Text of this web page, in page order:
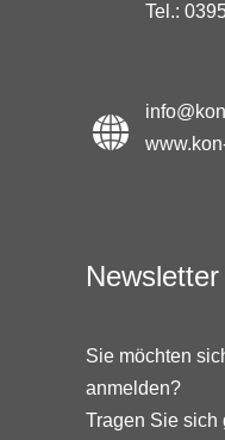
Tel.:
Newsletter
Sie möchten
anmelden?
Tragen Sie sich